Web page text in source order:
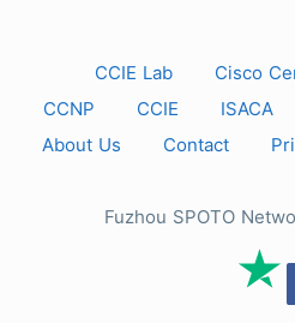
CCIE Lab Cisco
CCNP
CCIE ISACA
About Us
Contact